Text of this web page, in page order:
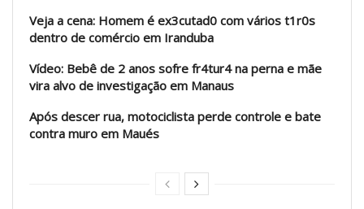
Veja a cena: Homem é ex3cutad0 com vários t1r0s
dentro de comércio em Iranduba
Vídeo: Bebê de 2 anos sofre fr4tur4 na perna e mãe
vira alvo de investigação em Manaus
Após descer rua, motociclista perde controle e bate
contra muro em Maués